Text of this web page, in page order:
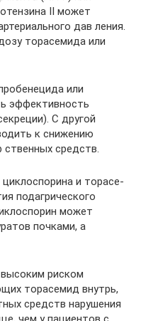
II может
дав­ ления.
торасемида или
или
эффективность
С другой
к снижению
ственных средств.
и торасе­
подагрического
может
почками, а
риском
торасемид внутрь,
средств нарушения